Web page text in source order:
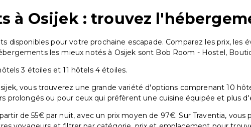
à Osijek : trouvez
disponibles pour votre prochaine escapade. Comparez les prix,
les mieux notés à Osijek sont Bob Room - Hostel,
3 étoiles et 11 hôtels 4 étoiles.
vous trouverez une grande variété d'options comprenant 10
prolongés ou pour ceux qui préfèrent une cuisine équipée et plus
de 55€ par nuit, avec un prix moyen de 97€. Sur Traventia,